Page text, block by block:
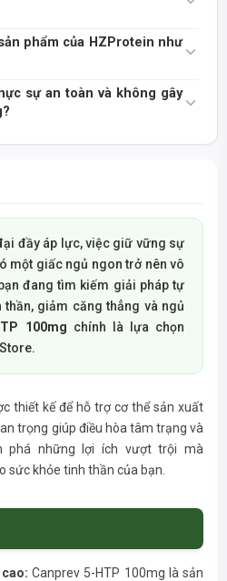
phẩm của HZProtein như
sự an toàn và không gây
đầy áp lực, việc giữ vững sự
một giấc ngủ ngon trở nên vô
đang tìm kiếm giải pháp tự
giảm căng thẳng và ngủ
100mg chính là lựa chọn
thiết kế để hỗ trợ cơ thể sản xuất
trọng giúp điều hòa tâm trạng và
phá những lợi ích vượt trội mà
sức khỏe tinh thần của bạn.
Canprev 5-HTP 100mg là sản